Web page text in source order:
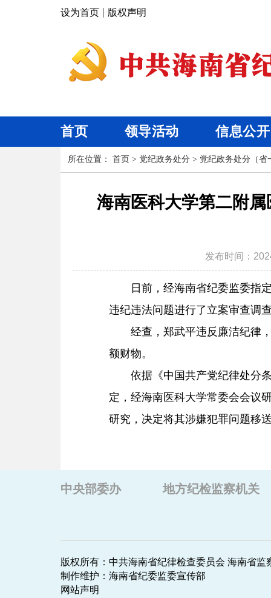
设为首页 版权声明
首页 领导活动 信息公开
所在位置： 首页 > 党纪政务处分 > 党纪政务处分（省
海南医科大学第二附
发布时间：
日前，经海南省纪委监委指
违纪违法问题进行了立案审查调
经查，郑武平违反廉洁纪律
额财物。
依据《中国共产党纪律处分
定，经海南医科大学常委会会议
研究，决定将其涉嫌犯罪问题移
中央部委办 地方纪检监察机关
版权所有：中共海南省纪律检查委员会 海南省监
制作维护：海南省纪委监委宣传部
网站声明